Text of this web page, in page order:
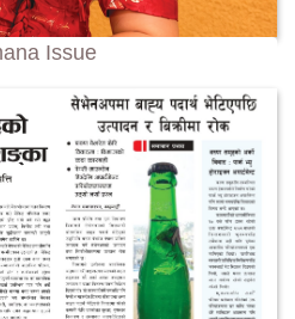
Issue